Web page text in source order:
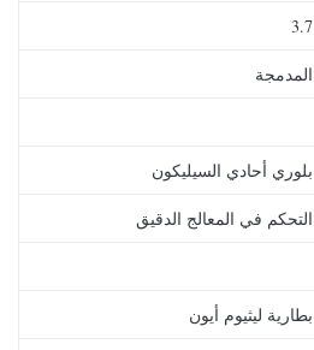
3.7
المدمجة
بلوري أحادي السيليكون
التحكم في المعالج الدقيق
بطارية ليثيوم أيون